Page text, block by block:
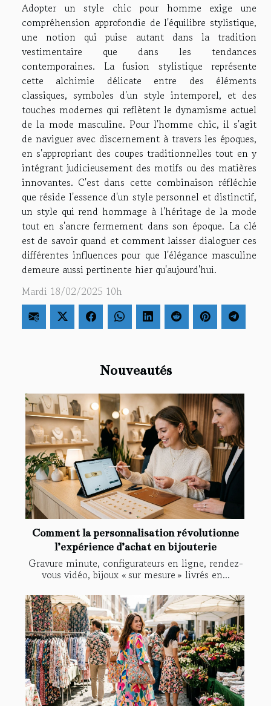
Nouveautés
Comment la personnalisation révolutionne
l’expérience d’achat en bijouterie
Gravure minute, configurateurs en ligne, rendez-
vous vidéo, bijoux « sur mesure » livrés en...
Adopter un style chic pour homme exige une
compréhension approfondie de l'équilibre stylistique,
une notion qui puise autant dans la tradition
vestimentaire que dans les tendances
contemporaines. La fusion stylistique représente
cette alchimie délicate entre des éléments
classiques, symboles d'un style intemporel, et des
touches modernes qui reflètent le dynamisme actuel
de la mode masculine. Pour l'homme chic, il s'agit
de naviguer avec discernement à travers les époques,
en s'appropriant des coupes traditionnelles tout en y
intégrant judicieusement des motifs ou des matières
innovantes. C'est dans cette combinaison réfléchie
que réside l'essence d'un style personnel et distinctif,
un style qui rend hommage à l'héritage de la mode
tout en s'ancre fermement dans son époque. La clé
est de savoir quand et comment laisser dialoguer ces
différentes influences pour que l'élégance masculine
demeure aussi pertinente hier qu'aujourd'hui.
Mardi 18/02/2025 10h